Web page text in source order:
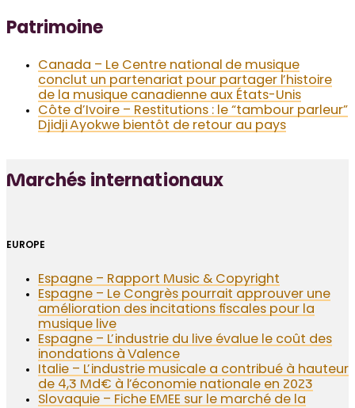
Patrimoine
Canada – Le Centre national de musique
conclut un partenariat pour partager l’histoire
de la musique canadienne aux États-Unis
Côte d’Ivoire – Restitutions : le “tambour parleur”
Djidji Ayokwe bientôt de retour au pays
Marchés internationaux
EUROPE
Espagne – Rapport Music & Copyright
Espagne – Le Congrès pourrait approuver une
amélioration des incitations fiscales pour la
musique live
Espagne – L’industrie du live évalue le coût des
inondations à Valence
Italie – L’industrie musicale a contribué à hauteur
de 4,3 Md€ à l’économie nationale en 2023
Slovaquie – Fiche EMEE sur le marché de la